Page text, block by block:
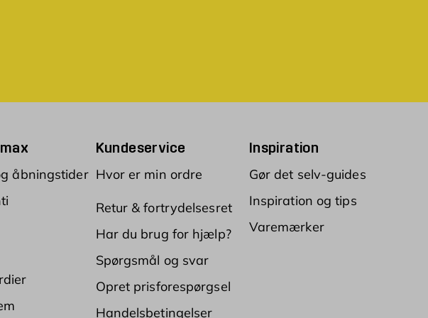
åbningstider
Kundeservice
Hvor er min ordre
Retur & fortrydelsesret
Har du brug for hjælp?
Spørgsmål og svar
Opret prisforespørgsel
Handelsbetingelser
Inspiration
Gør det selv-guides
Inspiration og tips
Varemærker